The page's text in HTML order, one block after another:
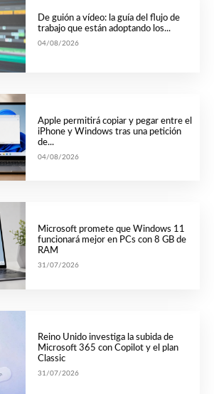
De guión a vídeo: la guía del flujo de
trabajo que están adoptando los...
04/08/2026
Apple permitirá copiar y pegar entre el
iPhone y Windows tras una petición
de...
04/08/2026
Microsoft promete que Windows 11
funcionará mejor en PCs con 8 GB de
RAM
31/07/2026
Reino Unido investiga la subida de
Microsoft 365 con Copilot y el plan
Classic
31/07/2026